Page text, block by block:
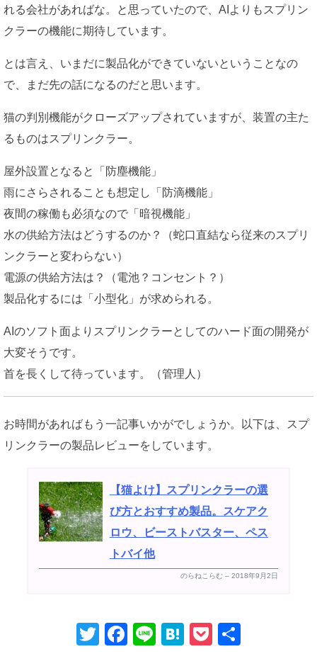
れる会社があればな。と思っていたので、AIよりもスプリン
クラーの機能に期待しています。
とは言え、いまだに製品化ができていないということなの
で、まだ先の話になるのだと思います。
猫の判別機能がクローズアップされていますが、装置の主た
るものはスプリンクラー。
屋外設置となると「防塵機能」
雨にさらされることも想定し「防滴機能」
夜間の稼働も必須なので「暗視機能」
水の供給方法はどうするのか？（蛇口直結なら従来のスプリ
ンクラーと変わらない）
電源の供給方法は？（電池？コンセント？）
製品化するには「小型化」が求められる。
AIのソフト面よりスプリンクラーとしてのハード面の開発が
大変そうです。
首を長くして待っています。（管理人）
お時間があればもう一記事いかがでしょうか。以下は、スプ
リンクラーの製品レビューをしています。
【猫よけ】スプリンクラーの選
び方とおすすめ製品。スケアク
ロウ、ビーストバスター、ペス
トバイ他
のらねこらむ – 2018年9月2日
T
F
Li
H
P